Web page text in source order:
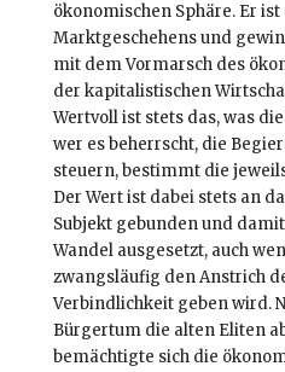
ökonomischen Sphäre. Er
Marktgeschehens und
mit dem Vormarsch des
der kapitalistischen
Wertvoll ist stets das, was
wer es beherrscht, die
steuern, bestimmt die
Der Wert ist dabei stets an
Subjekt gebunden und
Wandel ausgesetzt, auch
zwangsläufig den Anstrich
Verbindlichkeit geben wird.
Bürgertum die alten Eliten
bemächtigte sich die